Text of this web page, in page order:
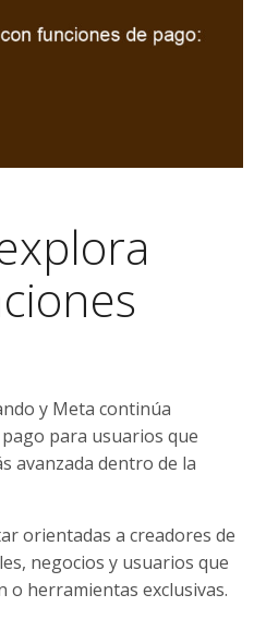
y Meta continúa
para usuarios que
avanzada dentro de la
orientadas a creadores de
negocios y usuarios que
o herramientas exclusivas.